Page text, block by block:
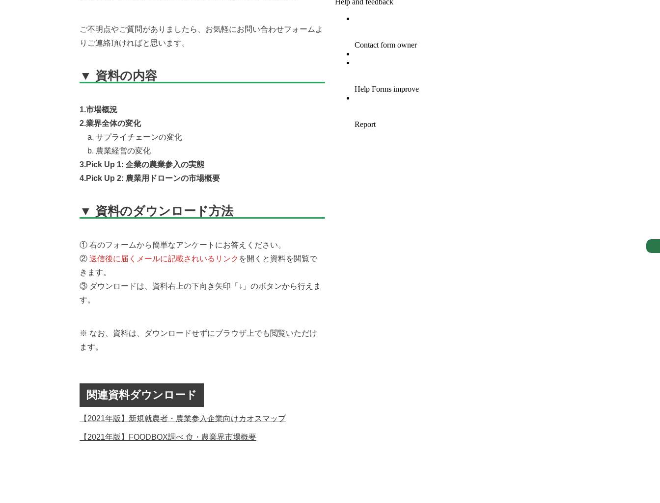
ご不明点やご質問がありましたら、お気軽にお問い合わせフォームよ
りご連絡頂ければと思います。
▼ 資料の内容
1.市場概況
2.業界全体の変化
a. サプライチェーンの変化
b. 農業経営の変化
3.Pick Up 1: 企業の農業参入の実態
4.Pick Up 2: 農業用ドローンの市場概要
▼ 資料のダウンロード方法
① 右のフォームから簡単なアンケートにお答えください。
② 送信後に届くメールに記載されいるリンク を開くと資料を閲覧で
きます。
③ ダウンロードは、資料右上の下向き矢印「↓」のボタンから行えま
す。
※ なお、資料は、ダウンロードせずにブラウザ上でも閲覧いただけ
ます。
関連資料ダウンロード
【2021年版】新規就農者・農業参入企業向けカオスマップ
【2021年版】FOODBOX調べ 食・農業界市場概要